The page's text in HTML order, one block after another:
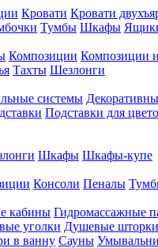
Кровати Кровати
Тумбы Шкафы
Композиции Композиции
Тахты Шезлонги
системы
Подставки для
Шкафы Шкафы-купе
Консоли Пеналы
кабины Гидромассажные
уголки Душевые шторки
в ванну Сауны